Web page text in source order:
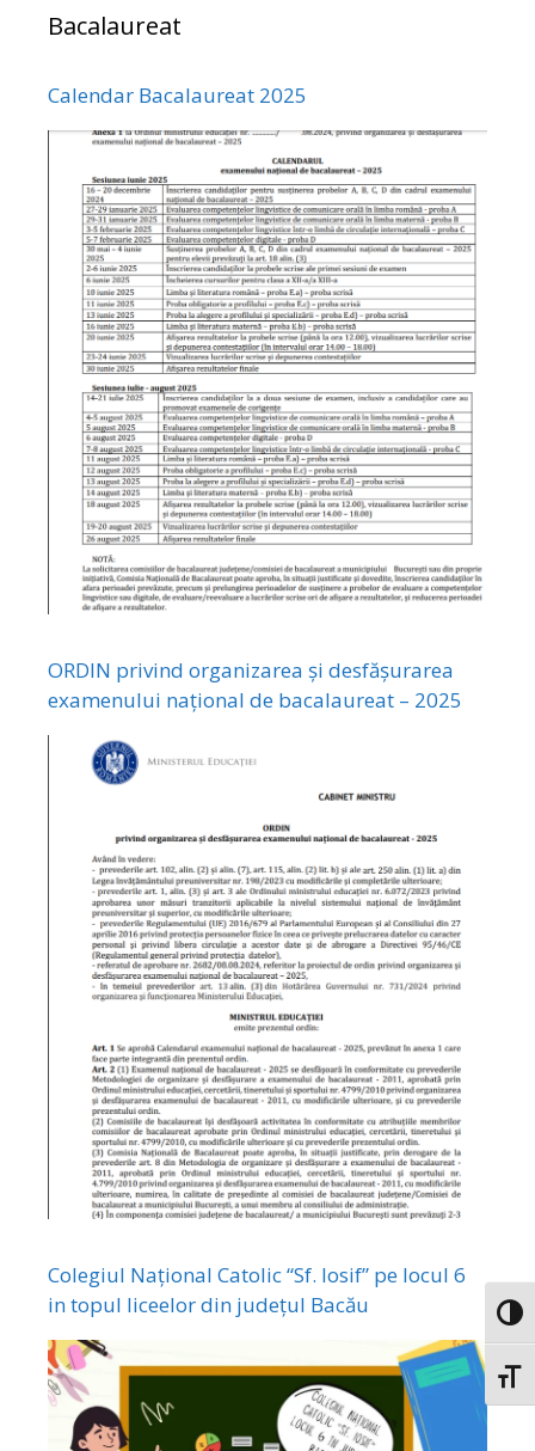
Bacalaureat
Calendar Bacalaureat 2025
ORDIN privind organizarea și desfășurarea
examenului național de bacalaureat – 2025
Colegiul Național Catolic “Sf. Iosif” pe locul 6
in topul liceelor din județul Bacău